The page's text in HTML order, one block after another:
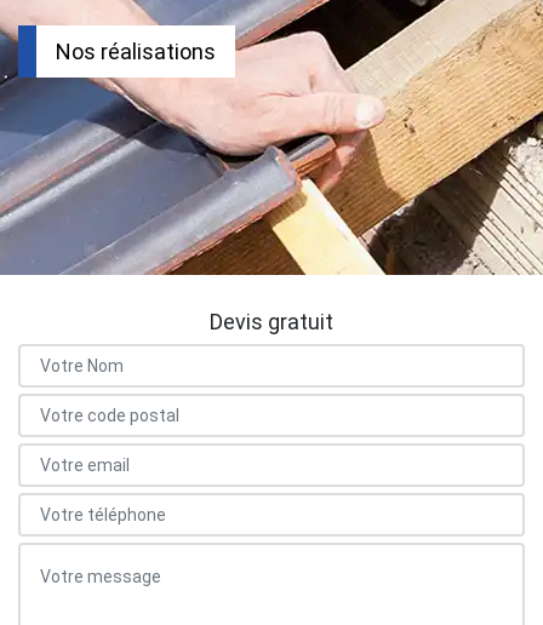
Nos réalisations
Devis gratuit